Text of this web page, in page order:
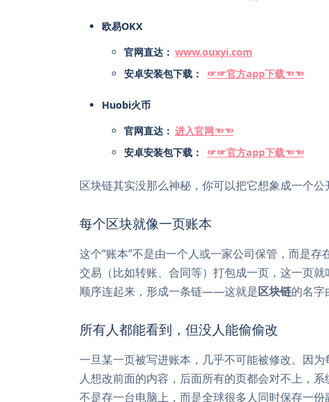
欧易OKX ️
官网直达： www.ouxyi.com
安卓安装包下载：
☞☞官方app下载☜☜
Huobi火币️
官网直达： 进入官网☜☜
安卓安装包下载：
☞☞官方app下载☜☜
区块链其实没那么神秘，你可以把它想象成一个公
每个区块就像一页账本
这个“账本”不是由一个人或一家公司保管，而是
交易（比如转账、合同等）打包成一页，这一页就
顺序连起来，形成一条链——这就是区块链的名字
所有人都能看到，但没人能偷偷改
一旦某一页被写进账本，几乎不可能被修改。因
人想改前面的内容，后面所有的页都会对不上，
不是存一台电脑上，而是全球很多人同时保存一